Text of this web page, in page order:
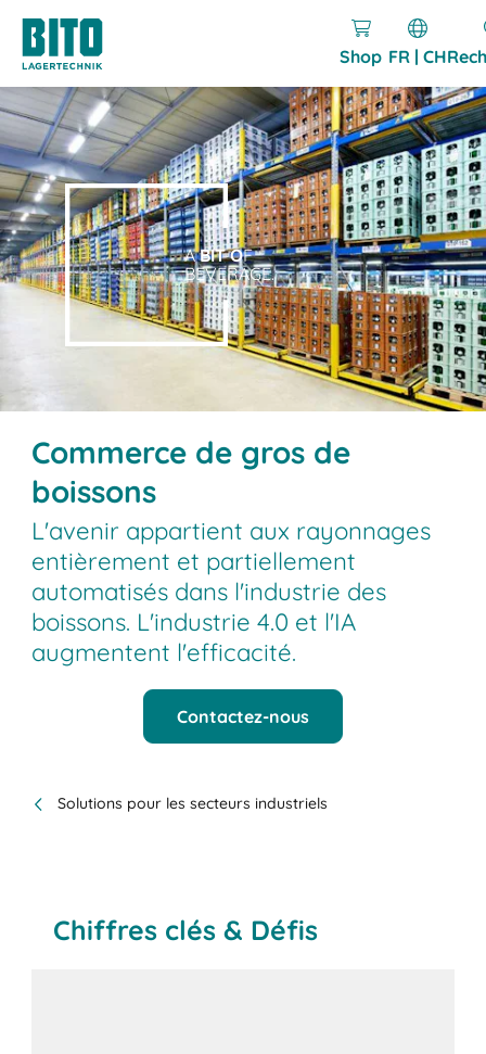
Shop FR | CH
ABIT OF
BEVERAGE.
Commerce de gros de
boissons
L'avenir appartient aux rayonnages
entièrement et partiellement
automatisés dans l'industrie des
boissons. L'industrie 4.0 et l'IA
augmentent l'efficacité.
Contactez-nous
Solutions pour les secteurs industriels
Chiffres clés & Défis